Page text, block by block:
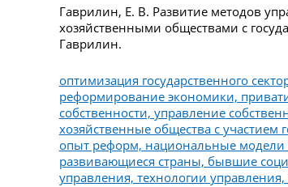
Гаврилин, Е. В. Развитие методов
хозяйственными обществами с
Гаврилин.
оптимизация государственного
реформирование экономики,
собственности, управление
хозяйственные общества с участием
опыт реформ, национальные модели
развивающиеся страны, бывшие
управления, технологии